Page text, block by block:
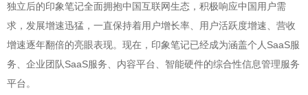
独立后的印象笔记全面拥抱中国互联网生态，积极响应中国用户需
求，发展增速迅猛，一直保持着用户增长率、用户活跃度增速、营收
增速逐年翻倍的亮眼表现。现在，印象笔记已经成为涵盖个人SaaS服
务、企业团队SaaS服务、内容平台、智能硬件的综合性信息管理服务
平台。